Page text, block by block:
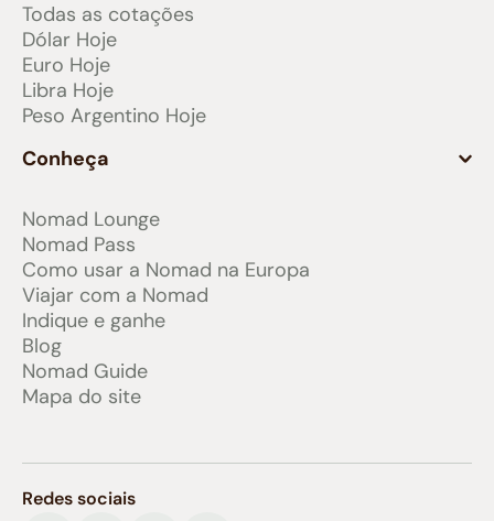
Todas as cotações
Dólar Hoje
Euro Hoje
Libra Hoje
Peso Argentino Hoje
Conheça
Nomad Lounge
Nomad Pass
Como usar a Nomad na Europa
Viajar com a Nomad
Indique e ganhe
Blog
Nomad Guide
Mapa do site
Redes sociais